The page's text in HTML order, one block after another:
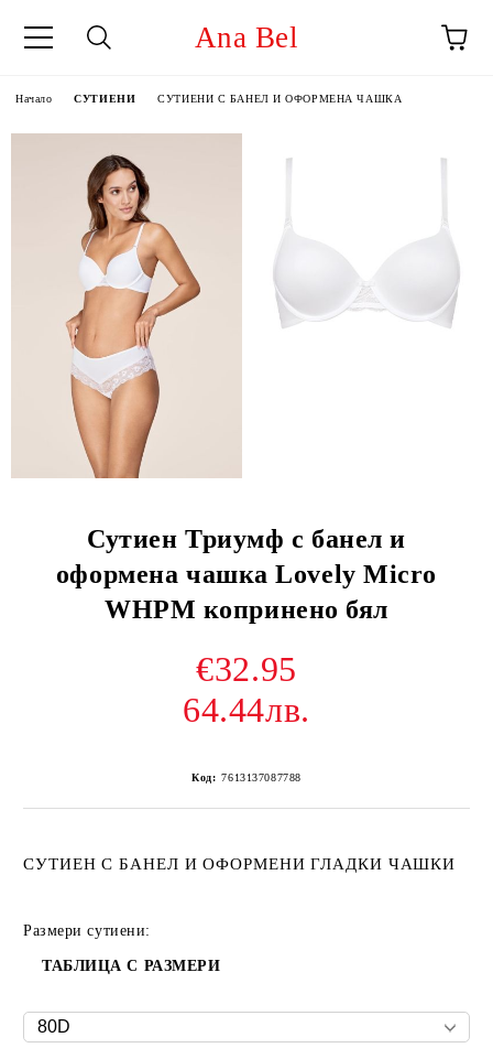
Ana Bel
Начало СУТИЕНИ СУТИЕНИ С БАНЕЛ И ОФОРМЕНА ЧАШКА
Сутиен Триумф с банел и
оформена чашка Lovely Micro
WHPM копринено бял
€32.95
64.44лв.
Код: 7613137087788
СУТИЕН С БАНЕЛ И ОФОРМЕНИ ГЛАДКИ ЧАШКИ
Размери сутиени:
ТАБЛИЦА С РАЗМЕРИ